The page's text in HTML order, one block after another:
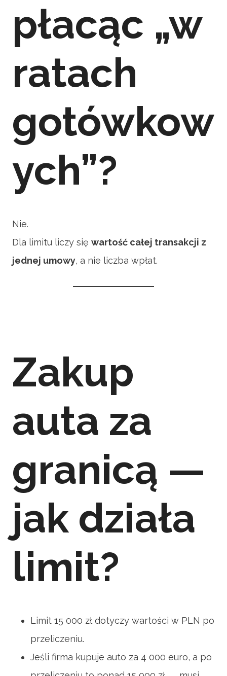
płacąc „w
ratach
gotówkow
ych”?
Nie.
Dla limitu liczy się wartość całej transakcji z
jednej umowy, a nie liczba wpłat.
Zakup
auta za
granicą —
jak działa
limit?
Limit 15 000 zł dotyczy wartości w PLN po
przeliczeniu.
Jeśli firma kupuje auto za 4 000 euro, a po